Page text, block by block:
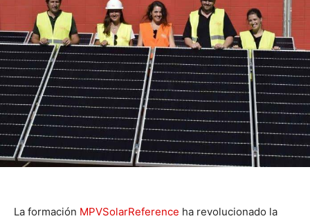
La formación MPVSolarReference ha revolucionado la